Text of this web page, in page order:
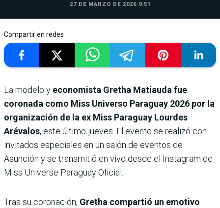
27 DE MARZO DE 2026 9:51
Compartir en redes
La modelo y economista Gretha Matiauda fue
coronada como Miss Universo Paraguay 2026 por la
organización de la ex Miss Paraguay Lourdes
Arévalos, este último jueves. El evento se realizó con
invitados especiales en un salón de eventos de
Asunción y se transmitió en vivo desde el Instagram de
Miss Universe Paraguay Oficial..
Tras su coronación, Gretha compartió un emotivo